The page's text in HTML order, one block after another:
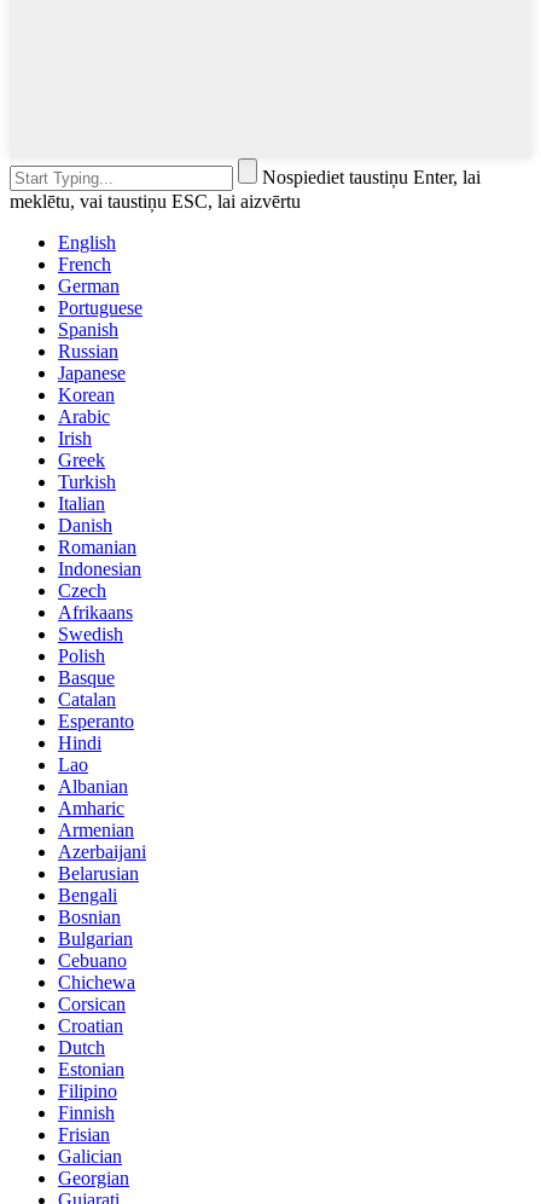
Nospiediet taustiņu Enter, lai
meklētu, vai taustiņu ESC, lai aizvērtu
English
French
German
Portuguese
Spanish
Russian
Japanese
Korean
Arabic
Irish
Greek
Turkish
Italian
Danish
Romanian
Indonesian
Czech
Afrikaans
Swedish
Polish
Basque
Catalan
Esperanto
Hindi
Lao
Albanian
Amharic
Armenian
Azerbaijani
Belarusian
Bengali
Bosnian
Bulgarian
Cebuano
Chichewa
Corsican
Croatian
Dutch
Estonian
Filipino
Finnish
Frisian
Galician
Georgian
Gujarati